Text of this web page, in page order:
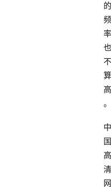
的
频
率
也
不
算
高
。
中
国
高
清
网